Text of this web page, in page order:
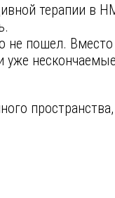
терапии
пошел.